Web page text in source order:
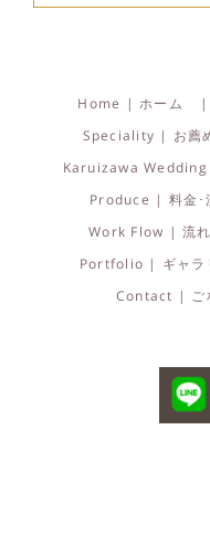
Home | ホーム
Speciality | お薦
Karuizawa Wedding
Produce | 料金･
Work Flow | 流れ
Portfolio | ギャラ
Contact | ご